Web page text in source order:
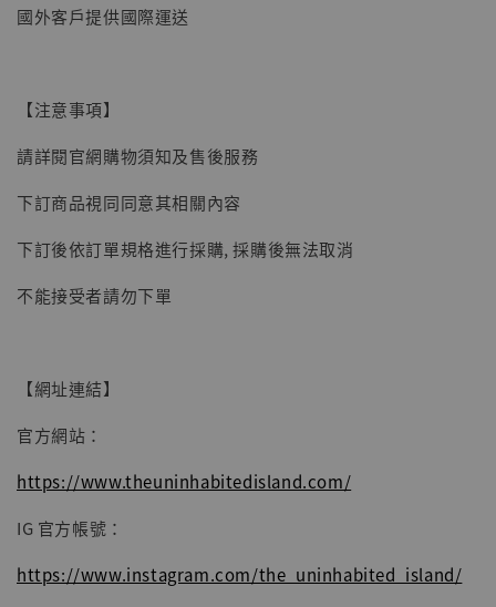
國外客戶提供國際運送
【注意事項】
請詳閱官網購物須知及售後服務
下訂商品視同同意其相關內容
下訂後依訂單規格進行採購, 採購後無法取消
不能接受者請勿下單
【網址連結】
官方網站：
https://www.theuninhabitedisland.com/
IG 官方帳號：
https://www.instagram.com/the_uninhabited_island/